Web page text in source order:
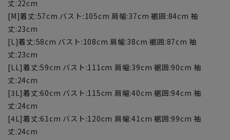
丈:22cm
[M]着丈:57cm バスト:105cm 肩幅:37cm 裾囲:84cm 袖
丈:23cm
[L]着丈:58cm バスト:108cm 肩幅:38cm 裾囲:87cm 袖
丈:23cm
[LL]着丈:59cm バスト:111cm 肩幅:39cm 裾囲:90cm 袖
丈:24cm
[3L]着丈:60cm バスト:115cm 肩幅:40cm 裾囲:94cm 袖
丈:24cm
[4L]着丈:61cm バスト:120cm 肩幅:41cm 裾囲:99cm 袖
丈:24cm